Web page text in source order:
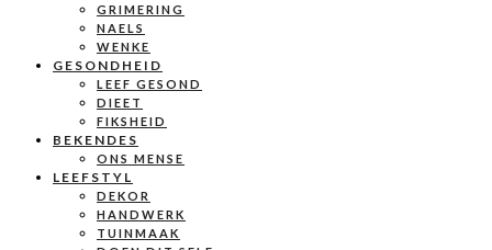
GRIMERING
NAELS
WENKE
GESONDHEID
LEEF GESOND
DIEET
FIKSHEID
BEKENDES
ONS MENSE
LEEFSTYL
DEKOR
HANDWERK
TUINMAAK